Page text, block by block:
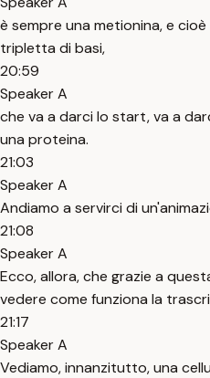
è sempre una metionina, e
tripletta di basi,
20:59
Speaker A
che va a darci lo start, va a
una proteina.
21:03
Speaker A
Andiamo a servirci di
21:08
Speaker A
Ecco, allora, che grazie a
vedere come funziona la
21:17
Speaker A
Vediamo, innanzitutto, una